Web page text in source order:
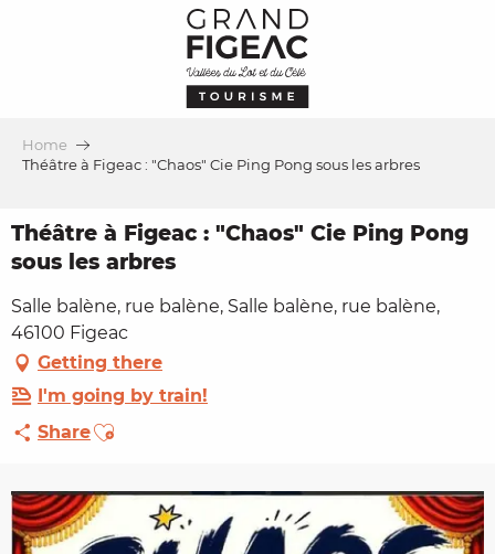
Home
Théâtre à Figeac : "Chaos" Cie Ping Pong sous les arbres
Théâtre à Figeac : "Chaos" Cie Ping Pong
sous les arbres
Salle balène, rue balène, Salle balène, rue balène,
46100 Figeac
Getting there
I'm going by train!
ShareAjouter aux favoris